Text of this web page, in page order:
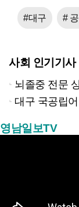
#대구 #
사회 인기기사
뇌졸중 전문 상급
대구 국공립
영남일보TV